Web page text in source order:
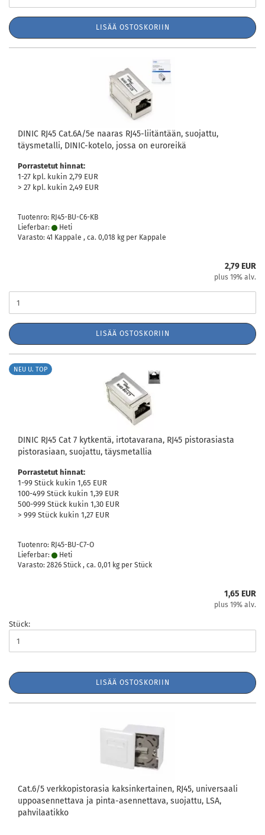
LISÄÄ OSTOSKORIIN
DINIC RJ45 Cat.6A/5e naaras RJ45-liitäntään, suojattu,
täysmetalli, DINIC-kotelo, jossa on euroreikä
Porrastetut hinnat:
1-27 kpl. kukin 2,79 EUR
> 27 kpl. kukin 2,49 EUR
Tuotenro: RJ45-BU-C6-KB
Lieferbar:
Heti
Varasto: 41 Kappale , ca. 0,018 kg per Kappale
2,79 EUR
plus 19% alv.
LISÄÄ OSTOSKORIIN
NEU U. TOP
DINIC RJ45 Cat 7 kytkentä, irtotavarana, RJ45 pistorasiasta
pistorasiaan, suojattu, täysmetallia
Porrastetut hinnat:
1-99 Stück kukin 1,65 EUR
100-499 Stück kukin 1,39 EUR
500-999 Stück kukin 1,30 EUR
> 999 Stück kukin 1,27 EUR
Tuotenro: RJ45-BU-C7-O
Lieferbar:
Heti
Varasto: 2826 Stück , ca. 0,01 kg per Stück
1,65 EUR
plus 19% alv.
Stück:
LISÄÄ OSTOSKORIIN
Cat.6/5 verkkopistorasia kaksinkertainen, RJ45, universaali
uppoasennettava ja pinta-asennettava, suojattu, LSA,
pahvilaatikko